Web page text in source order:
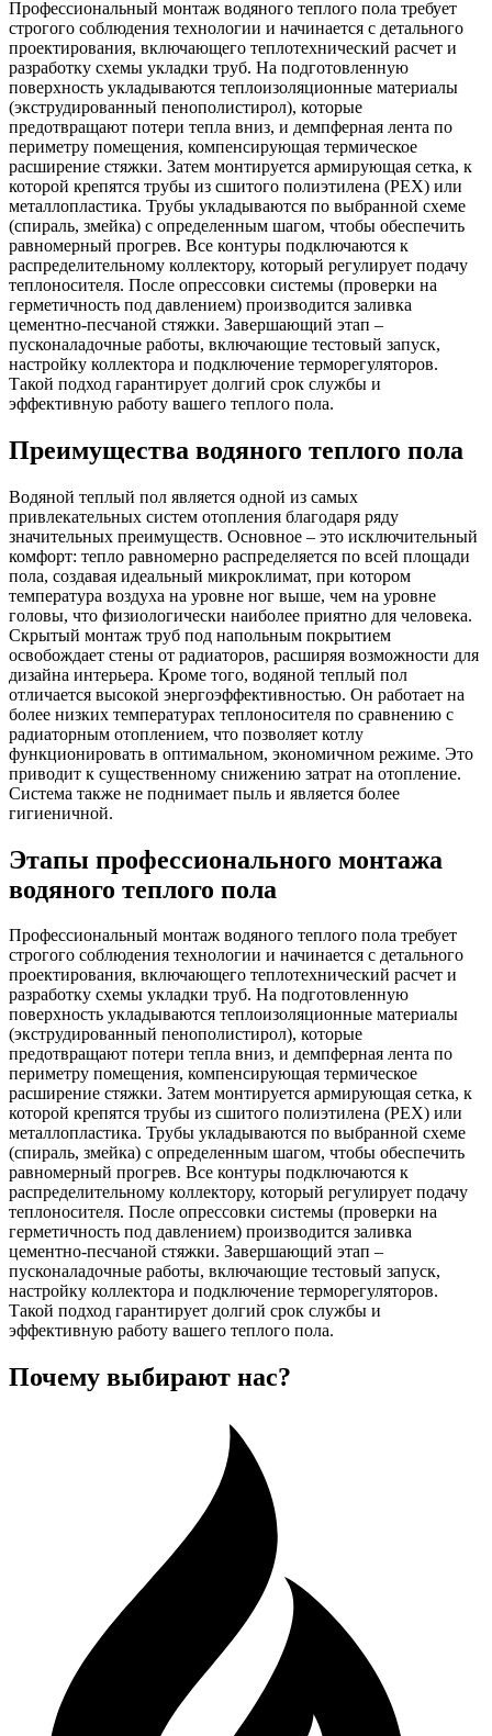
Профессиональный монтаж водяного теплого пола требует
строгого соблюдения технологии и начинается с детального
проектирования, включающего теплотехнический расчет и
разработку схемы укладки труб. На подготовленную
поверхность укладываются теплоизоляционные материалы
(экструдированный пенополистирол), которые
предотвращают потери тепла вниз, и демпферная лента по
периметру помещения, компенсирующая термическое
расширение стяжки. Затем монтируется армирующая сетка, к
которой крепятся трубы из сшитого полиэтилена (PEX) или
металлопластика. Трубы укладываются по выбранной схеме
(спираль, змейка) с определенным шагом, чтобы обеспечить
равномерный прогрев. Все контуры подключаются к
распределительному коллектору, который регулирует подачу
теплоносителя. После опрессовки системы (проверки на
герметичность под давлением) производится заливка
цементно-песчаной стяжки. Завершающий этап –
пусконаладочные работы, включающие тестовый запуск,
настройку коллектора и подключение терморегуляторов.
Такой подход гарантирует долгий срок службы и
эффективную работу вашего теплого пола.
Преимущества водяного теплого пола
Водяной теплый пол является одной из самых
привлекательных систем отопления благодаря ряду
значительных преимуществ. Основное – это исключительный
комфорт: тепло равномерно распределяется по всей площади
пола, создавая идеальный микроклимат, при котором
температура воздуха на уровне ног выше, чем на уровне
головы, что физиологически наиболее приятно для человека.
Скрытый монтаж труб под напольным покрытием
освобождает стены от радиаторов, расширяя возможности для
дизайна интерьера. Кроме того, водяной теплый пол
отличается высокой энергоэффективностью. Он работает на
более низких температурах теплоносителя по сравнению с
радиаторным отоплением, что позволяет котлу
функционировать в оптимальном, экономичном режиме. Это
приводит к существенному снижению затрат на отопление.
Система также не поднимает пыль и является более
гигиеничной.
Этапы профессионального монтажа
водяного теплого пола
Профессиональный монтаж водяного теплого пола требует
строгого соблюдения технологии и начинается с детального
проектирования, включающего теплотехнический расчет и
разработку схемы укладки труб. На подготовленную
поверхность укладываются теплоизоляционные материалы
(экструдированный пенополистирол), которые
предотвращают потери тепла вниз, и демпферная лента по
периметру помещения, компенсирующая термическое
расширение стяжки. Затем монтируется армирующая сетка, к
которой крепятся трубы из сшитого полиэтилена (PEX) или
металлопластика. Трубы укладываются по выбранной схеме
(спираль, змейка) с определенным шагом, чтобы обеспечить
равномерный прогрев. Все контуры подключаются к
распределительному коллектору, который регулирует подачу
теплоносителя. После опрессовки системы (проверки на
герметичность под давлением) производится заливка
цементно-песчаной стяжки. Завершающий этап –
пусконаладочные работы, включающие тестовый запуск,
настройку коллектора и подключение терморегуляторов.
Такой подход гарантирует долгий срок службы и
эффективную работу вашего теплого пола.
Почему выбирают нас?